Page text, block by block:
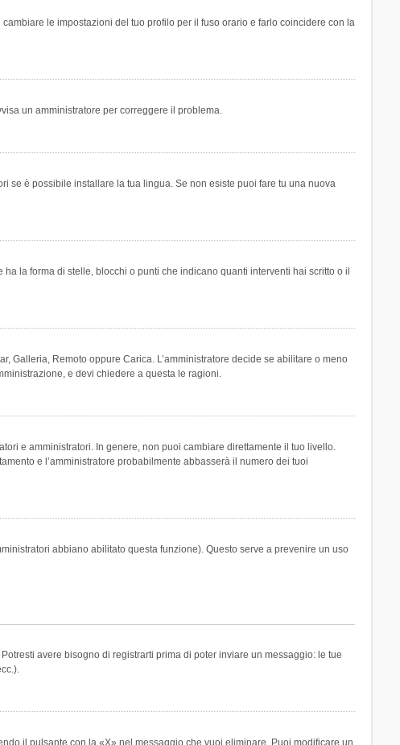
le impostazioni del tuo profilo per il fuso orario e farlo coincidere con la
un amministratore per correggere il problema.
se è possibile installare la tua lingua. Se non esiste puoi fare tu una nuova
la forma di stelle, blocchi o punti che indicano quanti interventi hai scritto o il
Galleria, Remoto oppure Carica. L’amministratore decide se abilitare o meno
e devi chiedere a questa le ragioni.
e amministratori. In genere, non puoi cambiare direttamente il tuo livello.
e l’amministratore probabilmente abbasserà il numero dei tuoi
abbiano abilitato questa funzione). Questo serve a prevenire un uso
avere bisogno di registrarti prima di poter inviare un messaggio: le tue
il pulsante con la «X» nel messaggio che vuoi eliminare. Puoi modificare un